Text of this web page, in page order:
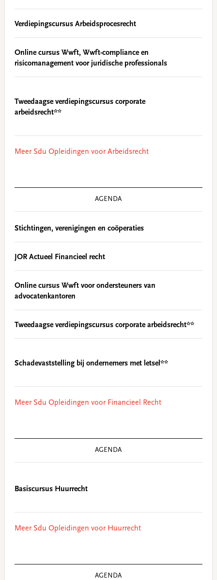
Verdiepingscursus Arbeidsprocesrecht
Online cursus Wwft, Wwft-compliance en
risicomanagement voor juridische professionals
Tweedaagse verdiepingscursus corporate
arbeidsrecht**
Meer Sdu Opleidingen voor Arbeidsrecht
AGENDA
Stichtingen, verenigingen en coöperaties
JOR Actueel Financieel recht
Online cursus Wwft voor ondersteuners van
advocatenkantoren
Tweedaagse verdiepingscursus corporate arbeidsrecht**
Schadevaststelling bij ondernemers met letsel**
Meer Sdu Opleidingen voor Financieel Recht
AGENDA
Basiscursus Huurrecht
Meer Sdu Opleidingen voor Huurrecht
AGENDA